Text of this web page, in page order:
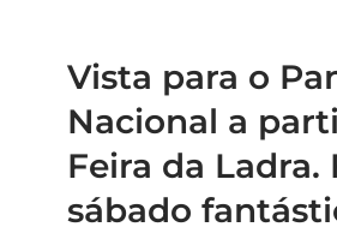
Vista para o
Nacional a
Feira da Ladra.
sábado